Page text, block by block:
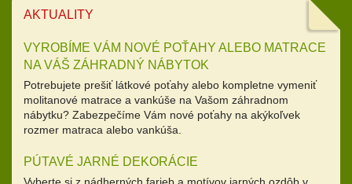
AKTUALITY
VYROBÍME VÁM NOVÉ POŤAHY ALEBO MATRACE
NA VÁŠ ZÁHRADNÝ NÁBYTOK
Potrebujete prešiť látkové poťahy alebo kompletne vymeniť
molitanové matrace a vankúše na Vašom záhradnom
nábytku? Zabezpečíme Vám nové poťahy na akýkoľvek
rozmer matraca alebo vankúša.
PÚTAVÉ JARNÉ DEKORÁCIE